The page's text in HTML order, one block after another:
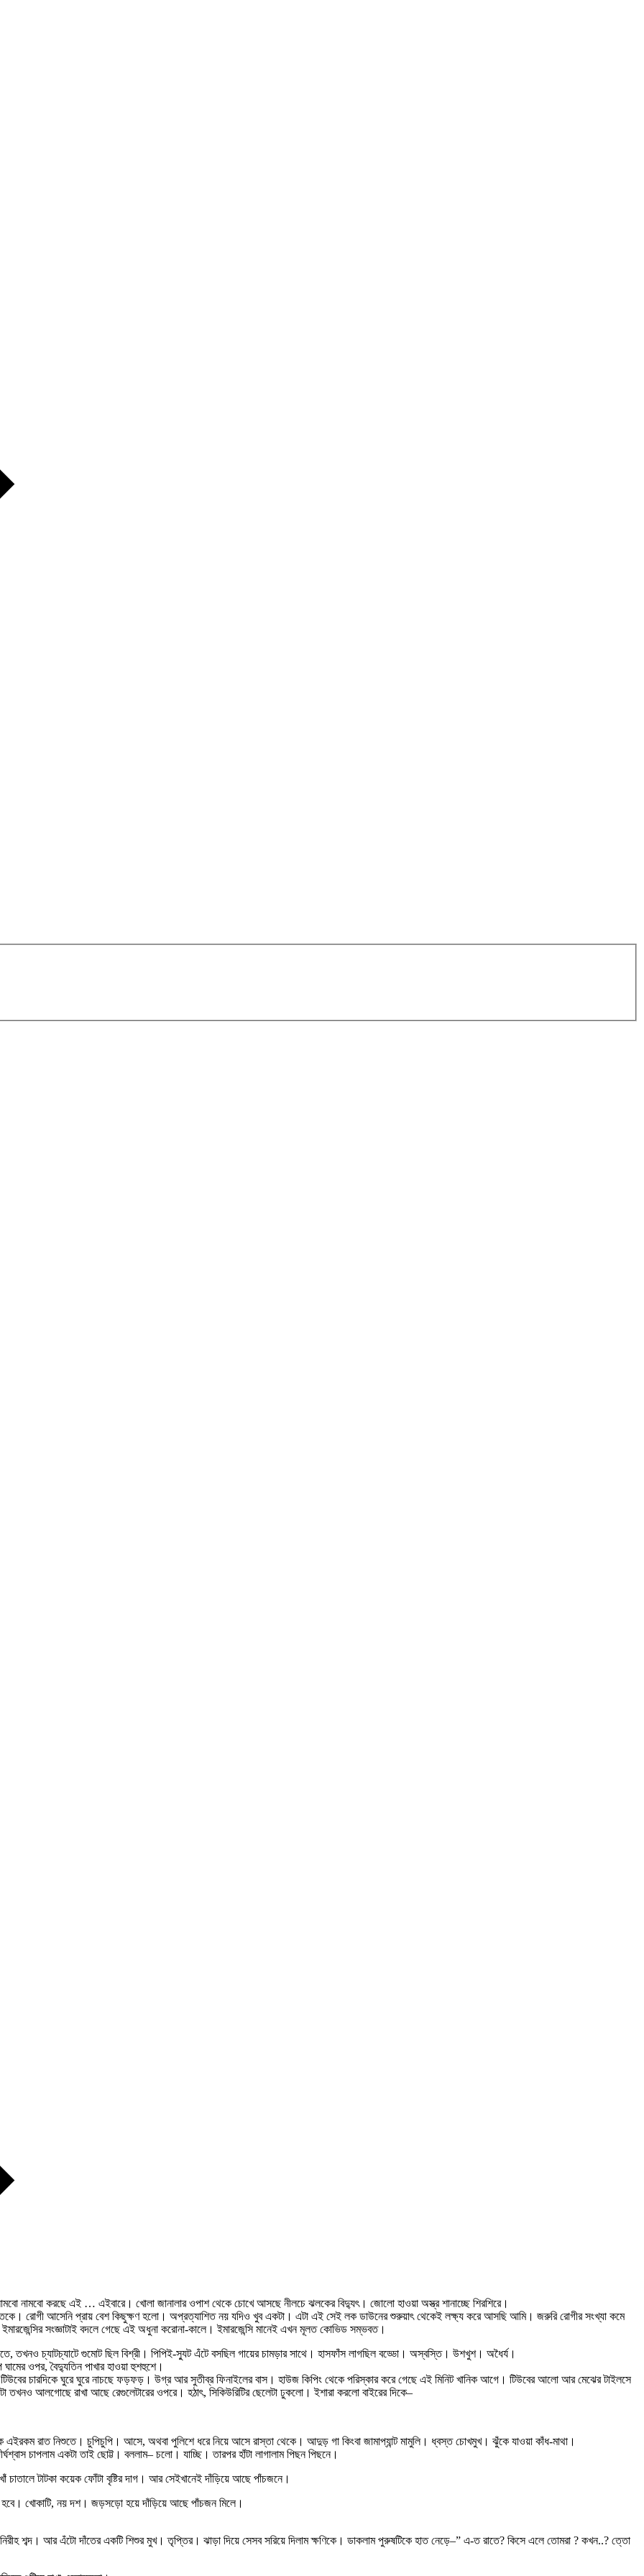
নামবো করছে এই … এইবারে। খোলা জানালার ওপাশ থেকে চোখে আসছে নীলচে ঝলকের বিদ্যুৎ। জোলো হাওয়া অস্ত্র শানাচ্ছে শিরশিরে।
রোগী আসেনি প্রায় বেশ কিছুক্ষণ হলো। অপ্রত্যাশিত নয় যদিও খুব একটা। এটা এই সেই লক ডাউনের শুরুয়াৎ থেকেই লক্ষ্য করে আসছি আমি। জরুরি রোগীর সংখ্যা কমে
সংজ্ঞাটাই বদলে গেছে এই অধুনা করোনা-কালে। ইমারজেন্সি মানেই এখন মূলত কোভিড সম্ভবত।
তখনও চ্যাটচ্যাটে গুমোট ছিল বিশ্রী। পিপিই-স্যুট এঁটে বসছিল গায়ের চামড়ার সাথে। হাসফাঁস লাগছিল বড্ডো। অস্বস্তি। উশখুশ। অধৈর্য।
ওপর, বৈদ্যুতিন পাখার হাওয়া হুশহুশে।
টিউবের চারদিকে ঘুরে ঘুরে নাচছে ফড়ফড়। উগ্র আর সুতীব্র ফিনাইলের বাস। হাউজ কিপিং থেকে পরিস্কার করে গেছে এই মিনিট খানিক আগে। টিউবের আলো আর মেঝের টাইলসে
আলগোছে রাখা আছে রেগুলেটারের ওপরে। হঠাৎ, সিকিউরিটির ছেলেটা ঢুকলো। ইশারা করলো বাইরের দিকে–
রাত নিশুতে। চুপিচুপি। আসে, অথবা পুলিশে ধরে নিয়ে আসে রাস্তা থেকে। আদুড় গা কিংবা জামাপ্যান্ট মামুলি। ধ্বস্ত চোখমুখ। ঝুঁকে যাওয়া কাঁধ-মাথা।
চাপলাম একটা তাই ছোট্ট। বললাম– চলো। যাচ্ছি। তারপর হাঁটা লাগালাম পিছন পিছনে।
খাঁ চাতালে টাটকা কয়েক ফোঁটা বৃষ্টির দাগ। আর সেইখানেই দাঁড়িয়ে আছে পাঁচজনে।
খোকাটি, নয় দশ। জড়সড়ো হয়ে দাঁড়িয়ে আছে পাঁচজন মিলে।
নিরীহ শব্দ। আর এঁটো দাঁতের একটি শিশুর মুখ। তৃপ্তির। ঝাড়া দিয়ে সেসব সরিয়ে দিলাম ক্ষণিকে। ডাকলাম পুরুষটিকে হাত নেড়ে–” এ-ত রাতে? কিসে এলে তোমরা ? কখন..? ত্তো